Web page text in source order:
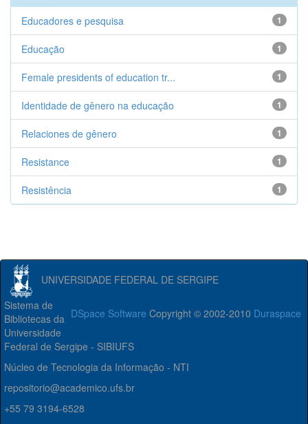
1
Educadores e pesquisa
1
Educação
1
Female presidents of education tr...
1
Identidade de gênero na educação
1
Relaciones de gênero
1
Resistance
1
Resistência
UNIVERSIDADE FEDERAL DE SERGIPE
DSpace Software Copyright © 2002-2010 Duraspace
Sistema de
Bibliotecas da
Universidade
Federal de Sergipe - SIBIUFS
Núcleo de Tecnologia da Informação - NTI
repositorio@academico.ufs.br
+55 79 3194-6528